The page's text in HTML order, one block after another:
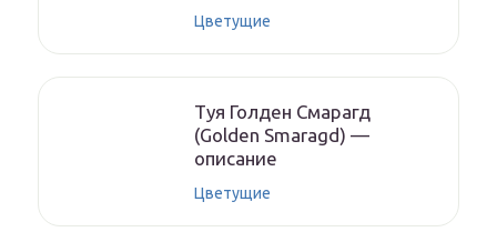
Цветущие
Туя Голден Смарагд
(Golden Smaragd) —
описание
Цветущие